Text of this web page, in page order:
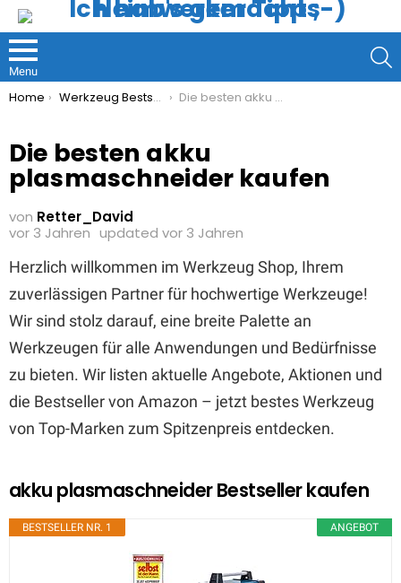
Menu
You are here:
Home Werkzeug Bestseller Die besten akku plasmaschneider kaufen
Die besten akku
plasmaschneider kaufen
von Retter_David
vor 3 Jahren updated vor 3 Jahren
Herzlich willkommen im Werkzeug Shop, Ihrem
zuverlässigen Partner für hochwertige Werkzeuge!
Wir sind stolz darauf, eine breite Palette an
Werkzeugen für alle Anwendungen und Bedürfnisse
zu bieten. Wir listen aktuelle Angebote, Aktionen und
die Bestseller von Amazon – jetzt bestes Werkzeug
von Top-Marken zum Spitzenpreis entdecken.
akku plasmaschneider Bestseller kaufen
ANGEBOT
BESTSELLER NR. 1